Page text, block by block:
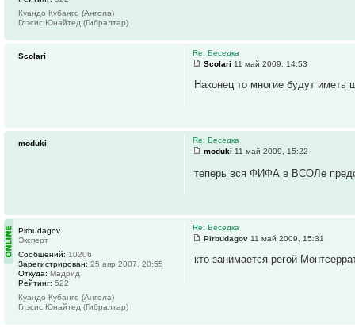
Куандо Кубанго (Ангола)
Глэсис Юнайтед (Гибралтар)
Re: Беседка
Scolari 11 май 2009, 14:53
Наконец то многие будут
Scolari
Re: Беседка
moduki 11 май 2009, 15:22
теперь вся ФИФА в ВСОЛе
moduki
Re: Беседка
Pirbudagov 11 май 2009, 15:31
кто занимается регой
Pirbudagov
Эксперт
Сообщений: 10206
Зарегистрирован: 25 апр 2007, 20:55
Откуда: Мадрид
Рейтинг: 522
Куандо Кубанго (Ангола)
Глэсис Юнайтед (Гибралтар)